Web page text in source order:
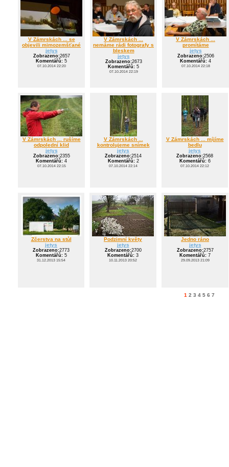
V Zámrskách ... se
objevili mimozemšťané
jetys
Zobrazeno:2657
Komentářů: 5
07.10.2014 22:20
V Zámrskách ...
nemáme rádi fotografy s
bleskem
jetys
Zobrazeno:2673
Komentářů: 5
07.10.2014 22:19
V Zámrskách ...
promítáme
jetys
Zobrazeno:2506
Komentářů: 4
07.10.2014 22:18
V Zámrskách ... rušíme
odpolední klid
jetys
Zobrazeno:2355
Komentářů: 4
07.10.2014 22:15
V Zámrskách ...
kontrolujeme snímek
jetys
Zobrazeno:2514
Komentářů:2
07.10.2014 22:14
V Zámrskách ... míjíme
bedlu
jetys
Zobrazeno:2568
Komentářů:6
07.10.2014 22:12
Zčerstva na stůl
jetys
Zobrazeno:2773
Komentářů:5
31.12.2013 15:54
Podzimní květy
jetys
Zobrazeno:2700
Komentářů: 3
10.11.2013 20:52
Jedno ráno
jetys
Zobrazeno:2757
Komentářů: 7
29.09.2013 21:09
1 2 3 4 5 6 7